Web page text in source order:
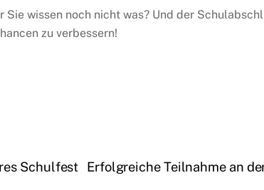
wissen noch nicht was? Und der
zu verbessern!
Schulfest Erfolgreiche Teilnahme an